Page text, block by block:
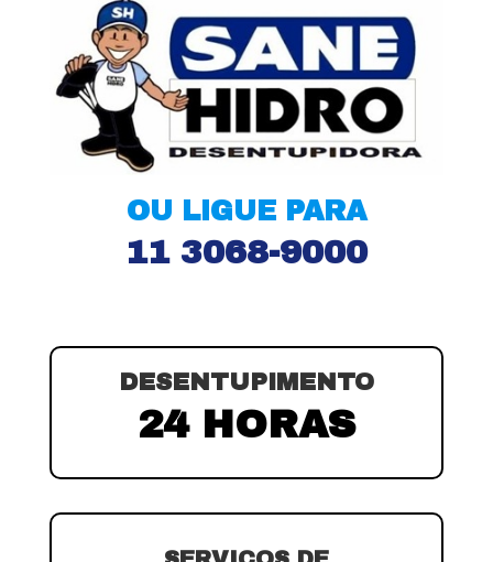
OU LIGUE PARA
11 3068-9000
DESENTUPIMENTO
24 HORAS